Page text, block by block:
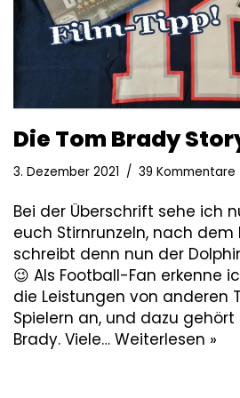
Die Tom Brady
3. Dezember 2021 39 Kommentare
Bei der Überschrift sehe ich
euch Stirnrunzeln, nach dem
schreibt denn nun der
😉 Als Football-Fan erkenne
die Leistungen von anderen
Spielern an, und dazu
Brady. Viele… Weiterlesen »